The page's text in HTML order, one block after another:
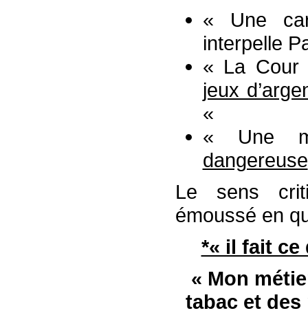
« Une
interpelle
« La
jeux
«
« Une
dangereuse
Le sens
émoussé en
*« il fait ce
« Mon
tabac et